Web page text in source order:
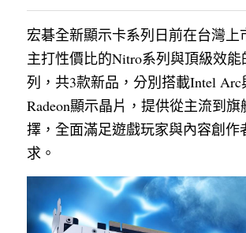
宏碁全新顯示卡系列日前在台灣上
主打性價比的Nitro系列與頂級效能
列，共3款新品，分別搭載Intel
Radeon顯示晶片，提供從主流到
擇，全面滿足遊戲玩家與內容創作
求。